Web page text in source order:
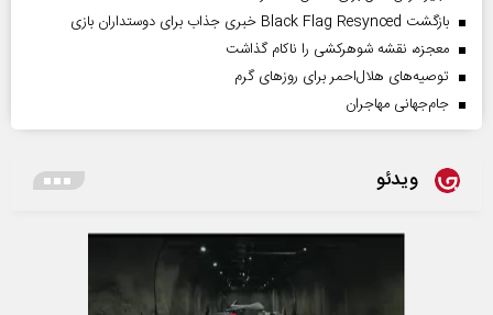
بازگشت Black Flag Resynced خبری جذاب برای دوستداران بازی
معجزه، نقشه شوهرکشی را ناکام گذاشت
توصیه‌های هلال‌احمر برای روز‌های گرم
جام‌جهانی مهاجران
ویدئو